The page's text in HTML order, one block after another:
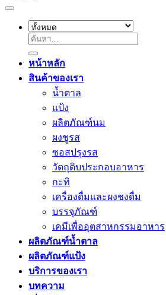
ค้นหา:
หน้าหลัก
สินค้าของเรา
น้ำตาล
แป้ง
ผลิตภัณฑ์นม
ผงชูรส
ซอสปรุงรส
วัตถุดิบประกอบอาหาร
กะทิ
เครื่องดื่มและผงชงดื่ม
บรรจุภัณฑ์
เคมีเพื่ออุตสาหกรรมอาหาร
ผลิตภัณฑ์น้ำตาล
ผลิตภัณฑ์แป้ง
บริการของเรา
บทความ